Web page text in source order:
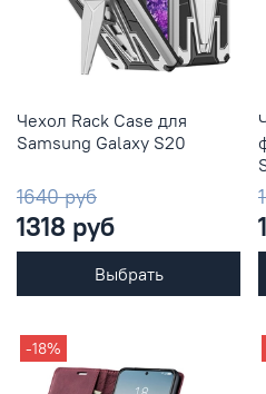
Чехол Rack Case для
Samsung Galaxy S20
1640 руб
1318 руб
Выбрать
-18%